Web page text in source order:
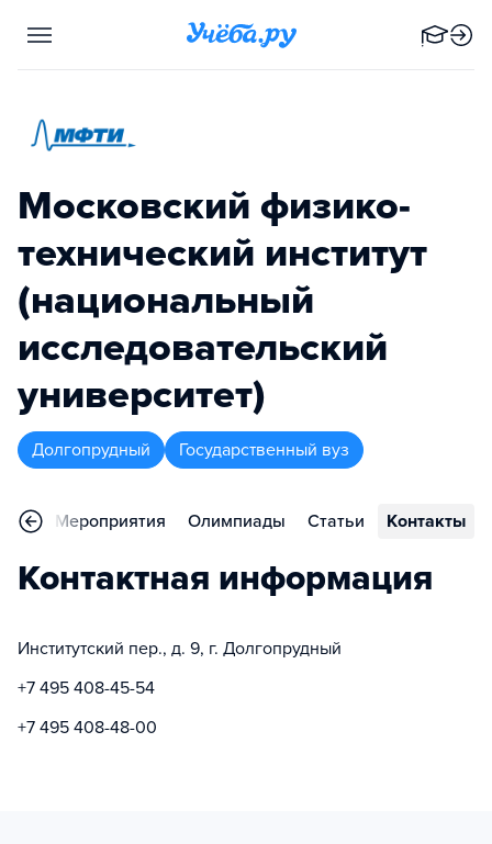
Московский физико-
технический институт
(национальный
исследовательский
университет)
Долгопрудный Государственный вуз
Мероприятия Олимпиады Статьи Контакты
Контактная информация
Институтский пер., д. 9, г. Долгопрудный
+7 495 408-45-54
+7 495 408-48-00